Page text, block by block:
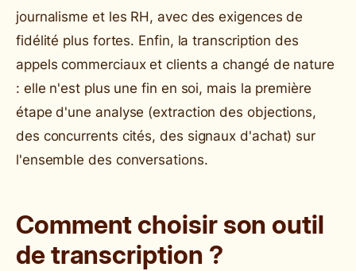
journalisme et les RH, avec des exigences de
fidélité plus fortes. Enfin, la transcription des
appels commerciaux et clients a changé de nature
: elle n'est plus une fin en soi, mais la première
étape d'une analyse (extraction des objections,
des concurrents cités, des signaux d'achat) sur
l'ensemble des conversations.
Comment choisir son outil
de transcription ?